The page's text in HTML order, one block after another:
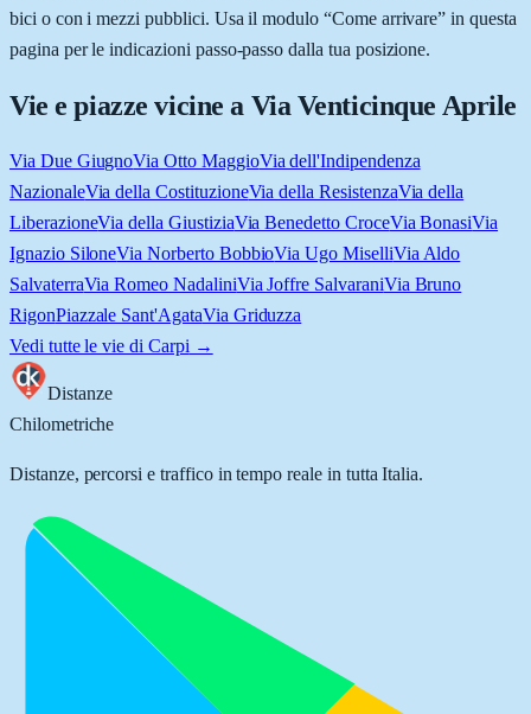
bici o con i mezzi pubblici. Usa il modulo “Come arrivare” in questa
pagina per le indicazioni passo-passo dalla tua posizione.
Vie e piazze vicine a Via Venticinque Aprile
Via Due GiugnoVia Otto MaggioVia dell'Indipendenza
NazionaleVia della CostituzioneVia della ResistenzaVia della
LiberazioneVia della GiustiziaVia Benedetto CroceVia BonasiVia
Ignazio SiloneVia Norberto BobbioVia Ugo MiselliVia Aldo
SalvaterraVia Romeo NadaliniVia Joffre SalvaraniVia Bruno
RigonPiazzale Sant'AgataVia Griduzza
Vedi tutte le vie di Carpi →
Distanze
Chilometriche
Distanze, percorsi e traffico in tempo reale in tutta Italia.